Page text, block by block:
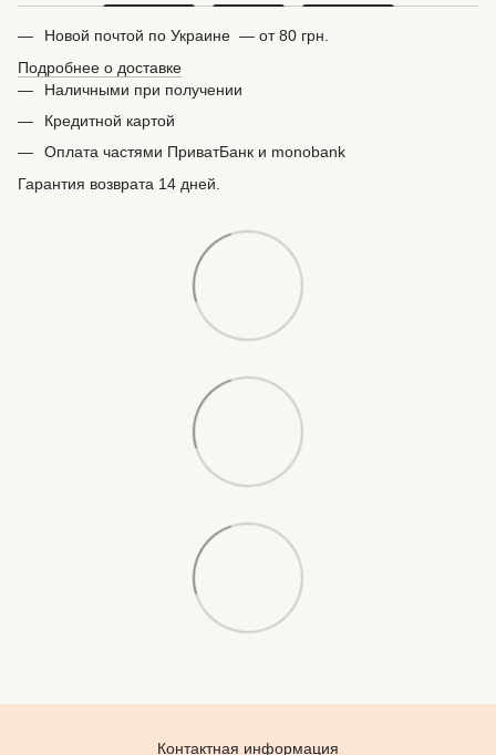
Новой почтой по Украине — от 80 грн.
Подробнее о доставке
Наличными при получении
Кредитной картой
Оплата частями ПриватБанк и monobank
Гарантия возврата 14 дней.
Контактная информация